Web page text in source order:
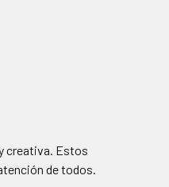
creativa. Estos
de todos.